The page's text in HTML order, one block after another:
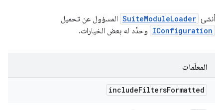
أنشئ SuiteModuleLoader المسؤول عن تحميل
IConfiguration وحدِّد له بعض الخيارات.
المعلَمات
includeFiltersFormatted